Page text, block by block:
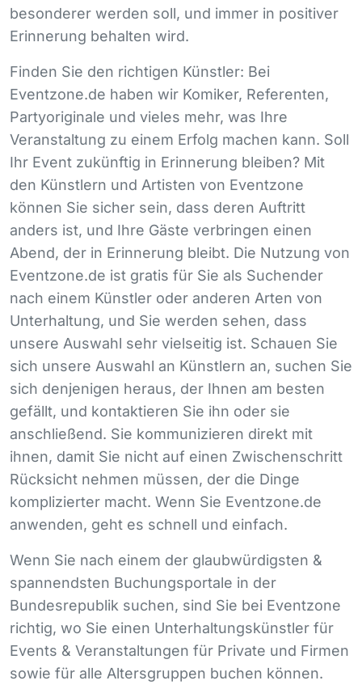
besonderer werden soll, und immer in positiver
Erinnerung behalten wird.
Finden Sie den richtigen Künstler: Bei
Eventzone.de haben wir Komiker, Referenten,
Partyoriginale und vieles mehr, was Ihre
Veranstaltung zu einem Erfolg machen kann. Soll
Ihr Event zukünftig in Erinnerung bleiben? Mit
den Künstlern und Artisten von Eventzone
können Sie sicher sein, dass deren Auftritt
anders ist, und Ihre Gäste verbringen einen
Abend, der in Erinnerung bleibt. Die Nutzung von
Eventzone.de ist gratis für Sie als Suchender
nach einem Künstler oder anderen Arten von
Unterhaltung, und Sie werden sehen, dass
unsere Auswahl sehr vielseitig ist. Schauen Sie
sich unsere Auswahl an Künstlern an, suchen Sie
sich denjenigen heraus, der Ihnen am besten
gefällt, und kontaktieren Sie ihn oder sie
anschließend. Sie kommunizieren direkt mit
ihnen, damit Sie nicht auf einen Zwischenschritt
Rücksicht nehmen müssen, der die Dinge
komplizierter macht. Wenn Sie Eventzone.de
anwenden, geht es schnell und einfach.
Wenn Sie nach einem der glaubwürdigsten &
spannendsten Buchungsportale in der
Bundesrepublik suchen, sind Sie bei Eventzone
richtig, wo Sie einen Unterhaltungskünstler für
Events & Veranstaltungen für Private und Firmen
sowie für alle Altersgruppen buchen können.